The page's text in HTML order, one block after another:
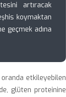
artıracak
koymaktan
geçmek adına
etkileyebilen
glüten proteinine